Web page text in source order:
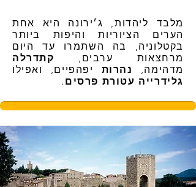
מלבד ליהדות, ג׳ירונה היא אחת
הערים הציוריות והיפות ביותר
בקטלוניה, בה השתמרו עד היום
מרחצאות ערבים, קתדרלה
מדהימה,
נהרות יפהפיים, ואפילו
גלידרייה עטורת פרסים .